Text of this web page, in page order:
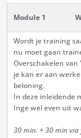
Module 1
Wordt je training
nu moet gaan
Overschakelen
je kan er aan
beloning.
In deze inleidende
Inge wel even uit
30 min. + 30 min via